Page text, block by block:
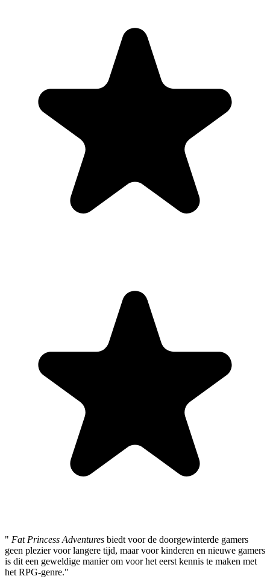
" Fat Princess Adventures biedt voor de doorgewinterde gamers
geen plezier voor langere tijd, maar voor kinderen en nieuwe gamers
is dit een geweldige manier om voor het eerst kennis te maken met
het RPG-genre."